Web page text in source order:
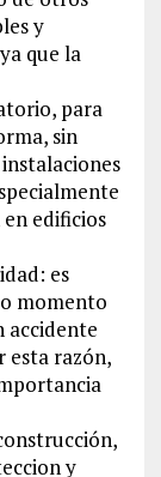
y
que la
para
sin
en edificios
es
momento
accidente
esta razón,
y